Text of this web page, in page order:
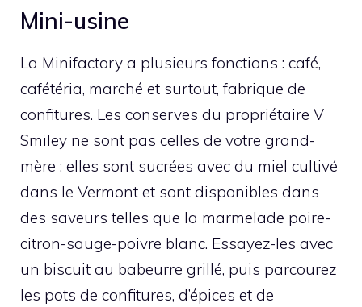
Mini-usine
La Minifactory a plusieurs fonctions : café,
cafétéria, marché et surtout, fabrique de
confitures. Les conserves du propriétaire V
Smiley ne sont pas celles de votre grand-
mère : elles sont sucrées avec du miel cultivé
dans le Vermont et sont disponibles dans
des saveurs telles que la marmelade poire-
citron-sauge-poivre blanc. Essayez-les avec
un biscuit au babeurre grillé, puis parcourez
les pots de confitures, d’épices et de